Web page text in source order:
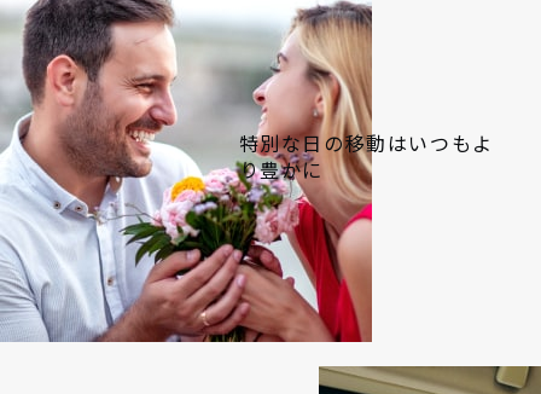
特別な日の移動はいつもよ
り豊かに